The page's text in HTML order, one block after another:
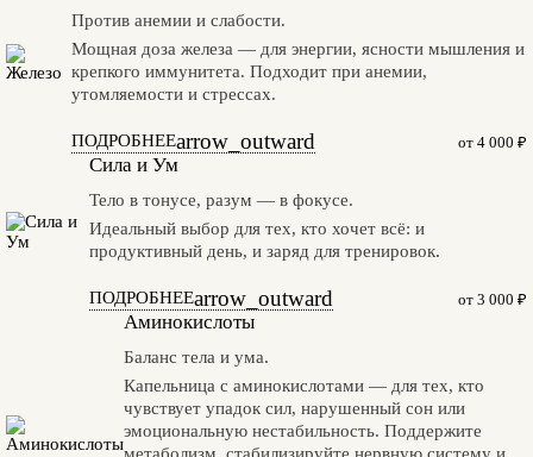
Против анемии и слабости.
Мощная доза железа — для энергии, ясности мышления и
крепкого иммунитета. Подходит при анемии,
утомляемости и стрессах.
ПОДРОБНЕЕarrow_outward от 4 000 ₽
Сила и Ум
Тело в тонусе, разум — в фокусе.
Идеальный выбор для тех, кто хочет всё: и
продуктивный день, и заряд для тренировок.
ПОДРОБНЕЕarrow_outward от 3 000 ₽
Аминокислоты
Баланс тела и ума.
Капельница с аминокислотами — для тех, кто
чувствует упадок сил, нарушенный сон или
эмоциональную нестабильность. Поддержите